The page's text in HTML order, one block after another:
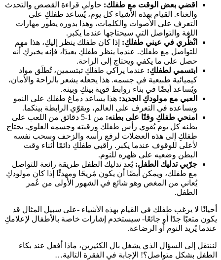
اقضي بعض الوقت مع طفلك:حاولي قراءة القصص والتحدث
والغناء. القيام بهذه الأشياء كل يوم، يُساعد طفلكِ على
التعرف على الأصوات والكلمات، وهذا بدوره يطور مهارات
اللغة والتواصل التي سيحتاجها عندما يكبر.
انْظُري في عيني طفلكِ:إذا كان طفلك ينظر إليكِ، هذا مهم
للتواصل مع طفلك. عندما ينظر طفلكِ بعيدًا، فإنه يخبركِ أنه
حصل على ما يكفي ويحتاج إلى الراحة.
ابتسمي لطفلكِ:عندما يراكي طفلكِ تبتسمين، تُطلَق مواد
كيميائية طبيعية في جسمه. هذا يجعله يشعر بالراحة والأمان،
ويُساعد أيضًا في بناء روابط قوية بينكِ وبينه.
العبي مع مولودكِ الجديد:هذا يساعد دماغ طفلك على النمو
ويساعده في التعرف على العالم، ويقوّي الرابطة بينكما.
امنحي طفلكِ وقتًا على بطنه:
من 1-5 دقائق من اللعب على
بطنه كل يوم يُقوي رأس طفلك ورقبته وجسمه العلوي. يحتاج
طفلكِ إلى هذه العضلات لرفع رأسه والزحف وسحب نفسه
لأعلى للوقوف عندما يكبر. راقبي طفلكِ دائمًا أثناء وقت
البطن وضعيه على ظهره للنوم.
جرّبي تدليك الطفل: يُعد تدليك الطفل طريقة رائعة للتواصل
مع طفلك، ويمكن أيضًا أن يكون مُريحًا ومهدئًا إذا كان مولودكِ
يُعاني من المغص وهو شائع في الشهور الأولى من عُمر
الطفل.
لا يرغب طفلك في القيام بهذه الأشياء -على سبيل المثال قد
متعبًا جدًا أو جائعًا- سيستخدم إشارات خاصة بالأطفال لإعلامكِ
يُريد النوم أو الرضاعة.
إلى السؤال الذي يشغل بال الكثيرين، ماذا أفعل عند بكاء
بشكل متواصل؟! الإجابة في الفقرة التالية…